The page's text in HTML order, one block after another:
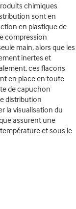
chimiques
sont en
en plastique de
compression
main, alors que les
inertes et
ces flacons
en place en toute
de capuchon
distribution
la visualisation du
assurent une
et sous le